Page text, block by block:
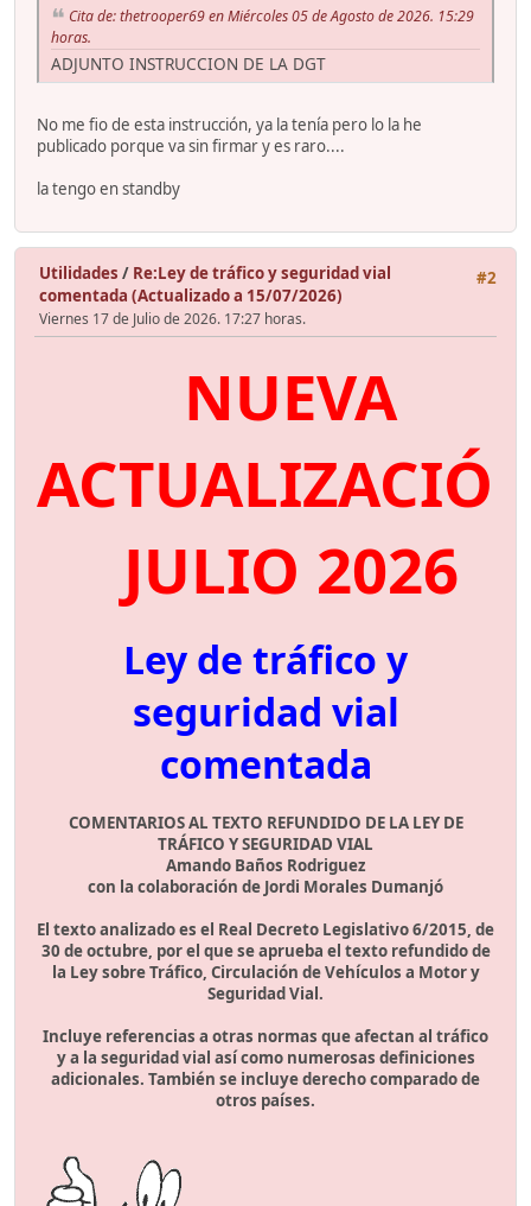
Cita de: thetrooper69 en Miércoles 05 de Agosto de 2026. 15:29
horas.
ADJUNTO INSTRUCCION DE LA DGT
No me fio de esta instrucción, ya la tenía pero lo la he
publicado porque va sin firmar y es raro....
la tengo en standby
#2
Utilidades / Re:Ley de tráfico y seguridad vial
comentada (Actualizado a 15/07/2026)
Viernes 17 de Julio de 2026. 17:27 horas.
NUEVA
JULIO 2026
Ley de tráfico y
seguridad vial
comentada
COMENTARIOS AL TEXTO REFUNDIDO DE LA LEY DE
TRÁFICO Y SEGURIDAD VIAL
Amando Baños Rodriguez
con la colaboración de Jordi Morales Dumanjó
El texto analizado es el Real Decreto Legislativo 6/2015, de
30 de octubre, por el que se aprueba el texto refundido de
la Ley sobre Tráfico, Circulación de Vehículos a Motor y
Seguridad Vial.
Incluye referencias a otras normas que afectan al tráfico
y a la seguridad vial así como numerosas definiciones
adicionales. También se incluye derecho comparado de
otros países.